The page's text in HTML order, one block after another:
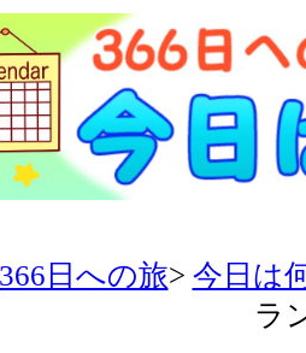
366日への旅> 今日は
ラ